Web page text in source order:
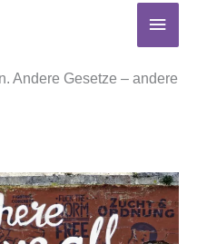
Andere Gesetze – andere